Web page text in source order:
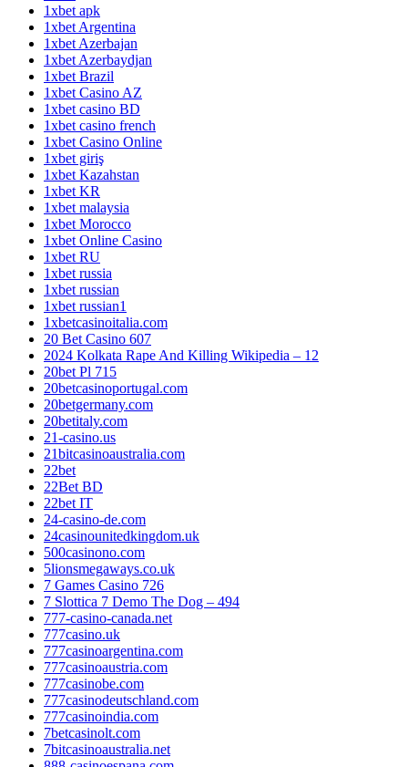
1xbet apk
1xbet Argentina
1xbet Azerbajan
1xbet Azerbaydjan
1xbet Brazil
1xbet Casino AZ
1xbet casino BD
1xbet casino french
1xbet Casino Online
1xbet giriş
1xbet Kazahstan
1xbet KR
1xbet malaysia
1xbet Morocco
1xbet Online Casino
1xbet RU
1xbet russia
1xbet russian
1xbet russian1
1xbetcasinoitalia.com
20 Bet Casino 607
2024 Kolkata Rape And Killing Wikipedia – 12
20bet Pl 715
20betcasinoportugal.com
20betgermany.com
20betitaly.com
21-casino.us
21bitcasinoaustralia.com
22bet
22Bet BD
22bet IT
24-casino-de.com
24casinounitedkingdom.uk
500casinono.com
5lionsmegaways.co.uk
7 Games Casino 726
7 Slottica 7 Demo The Dog – 494
777-casino-canada.net
777casino.uk
777casinoargentina.com
777casinoaustria.com
777casinobe.com
777casinodeutschland.com
777casinoindia.com
7betcasinolt.com
7bitcasinoaustralia.net